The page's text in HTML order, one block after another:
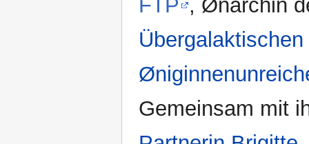
FTP , Ønarchin
Übergalaktischen
Gemeinsam mit